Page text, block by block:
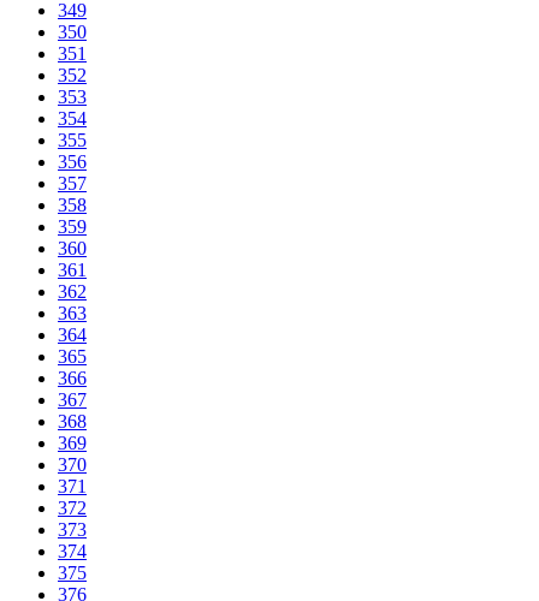
349
350
351
352
353
354
355
356
357
358
359
360
361
362
363
364
365
366
367
368
369
370
371
372
373
374
375
376